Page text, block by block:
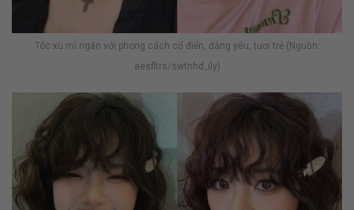
Tóc xù mì ngắn với phong cách cổ điển, đáng yêu, tươi trẻ (Nguồn:
aesfltrs/swtnhd_ily)